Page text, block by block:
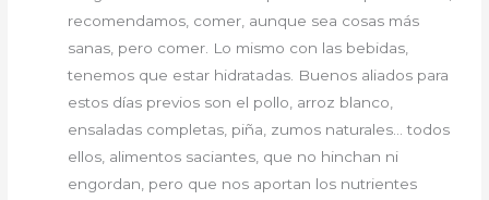
recomendamos, comer, aunque sea cosas más
sanas, pero comer. Lo mismo con las bebidas,
tenemos que estar hidratadas. Buenos aliados para
estos días previos son el pollo, arroz blanco,
ensaladas completas, piña, zumos naturales… todos
ellos, alimentos saciantes, que no hinchan ni
engordan, pero que nos aportan los nutrientes